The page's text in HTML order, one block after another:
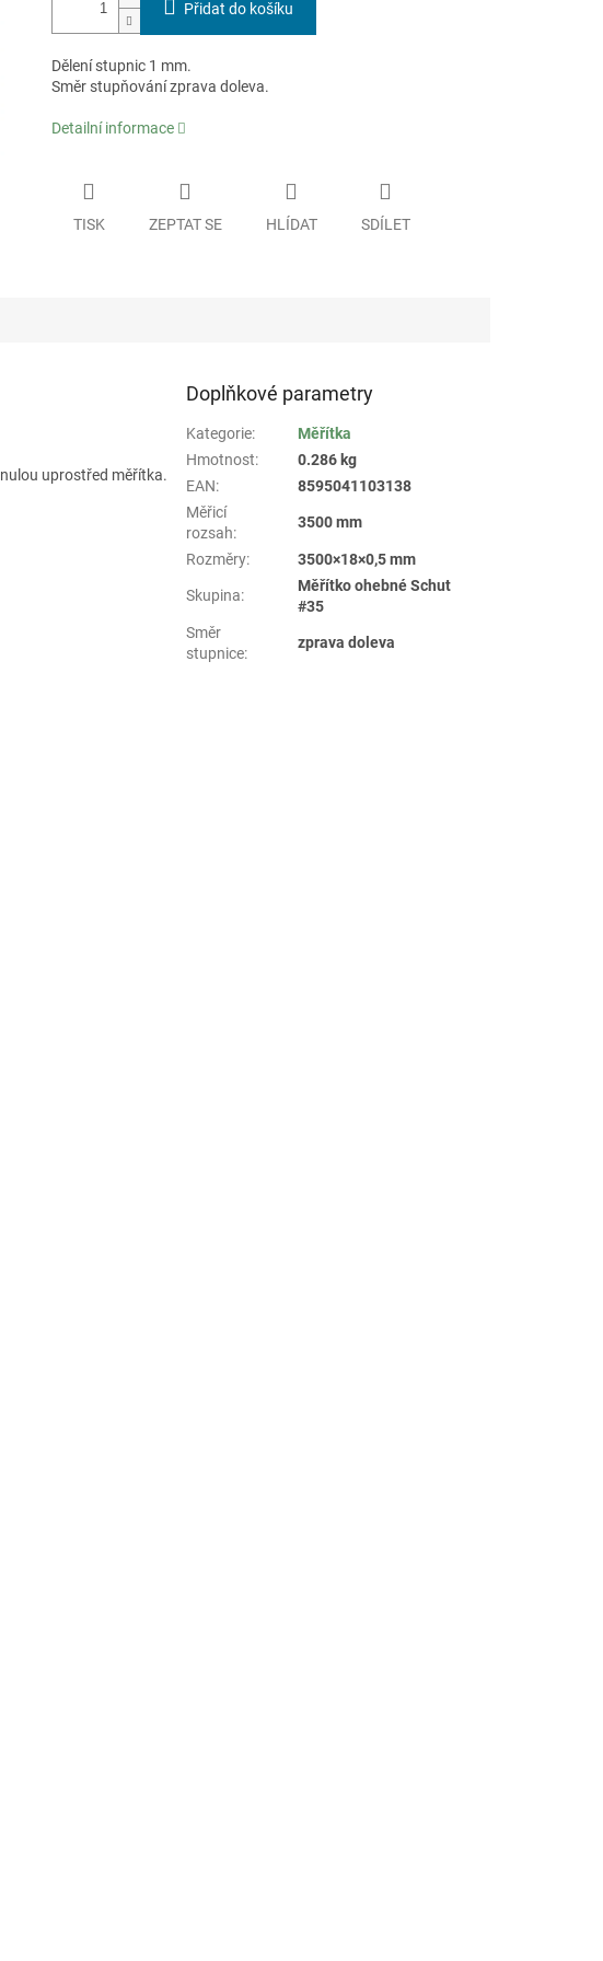
Přidat do košíku
Dělení stupnic 1 mm.
Směr stupňování zprava doleva.
Detailní informace
TISK ZEPTAT SE HLÍDAT SDÍLET
uprostřed měřítka.
Doplňkové parametry
Kategorie:
Měřítka
Hmotnost:
0.286 kg
EAN:
8595041103138
Měřicí
rozsah:
3500 mm
Rozměry: 3500×18×0,5 mm
Skupina:
Měřítko ohebné Schut
#35
Směr
stupnice:
zprava doleva